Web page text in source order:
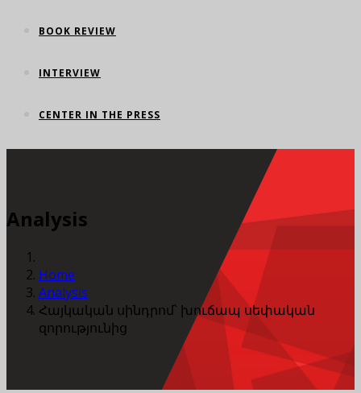
BOOK REVIEW
INTERVIEW
CENTER IN THE PRESS
Analysis
Home
Analysis
Հայկական սինդրոմ՝ խուճապ սեփական
զորությունից